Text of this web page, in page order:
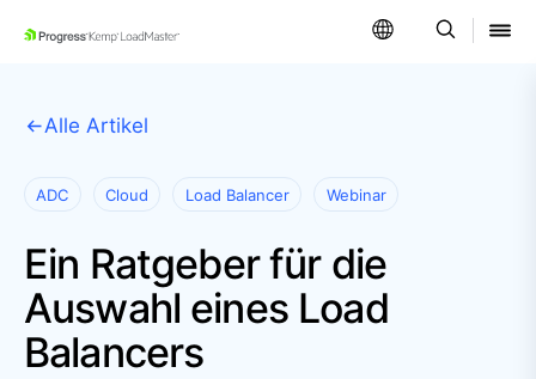
SKIP NAVIGATION
Alle Artikel
ADC Cloud Load Balancer Webinar
Ein Ratgeber für die
Auswahl eines Load
Balancers